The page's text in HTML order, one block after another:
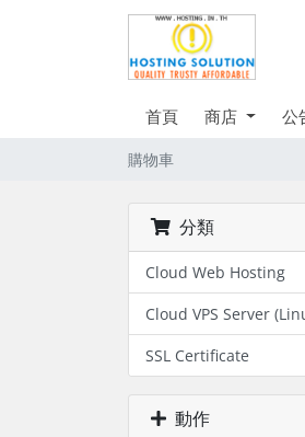
首頁 商店 公
購物車
分類
Cloud Web Hosting
Cloud VPS Server
SSL Certificate
動作